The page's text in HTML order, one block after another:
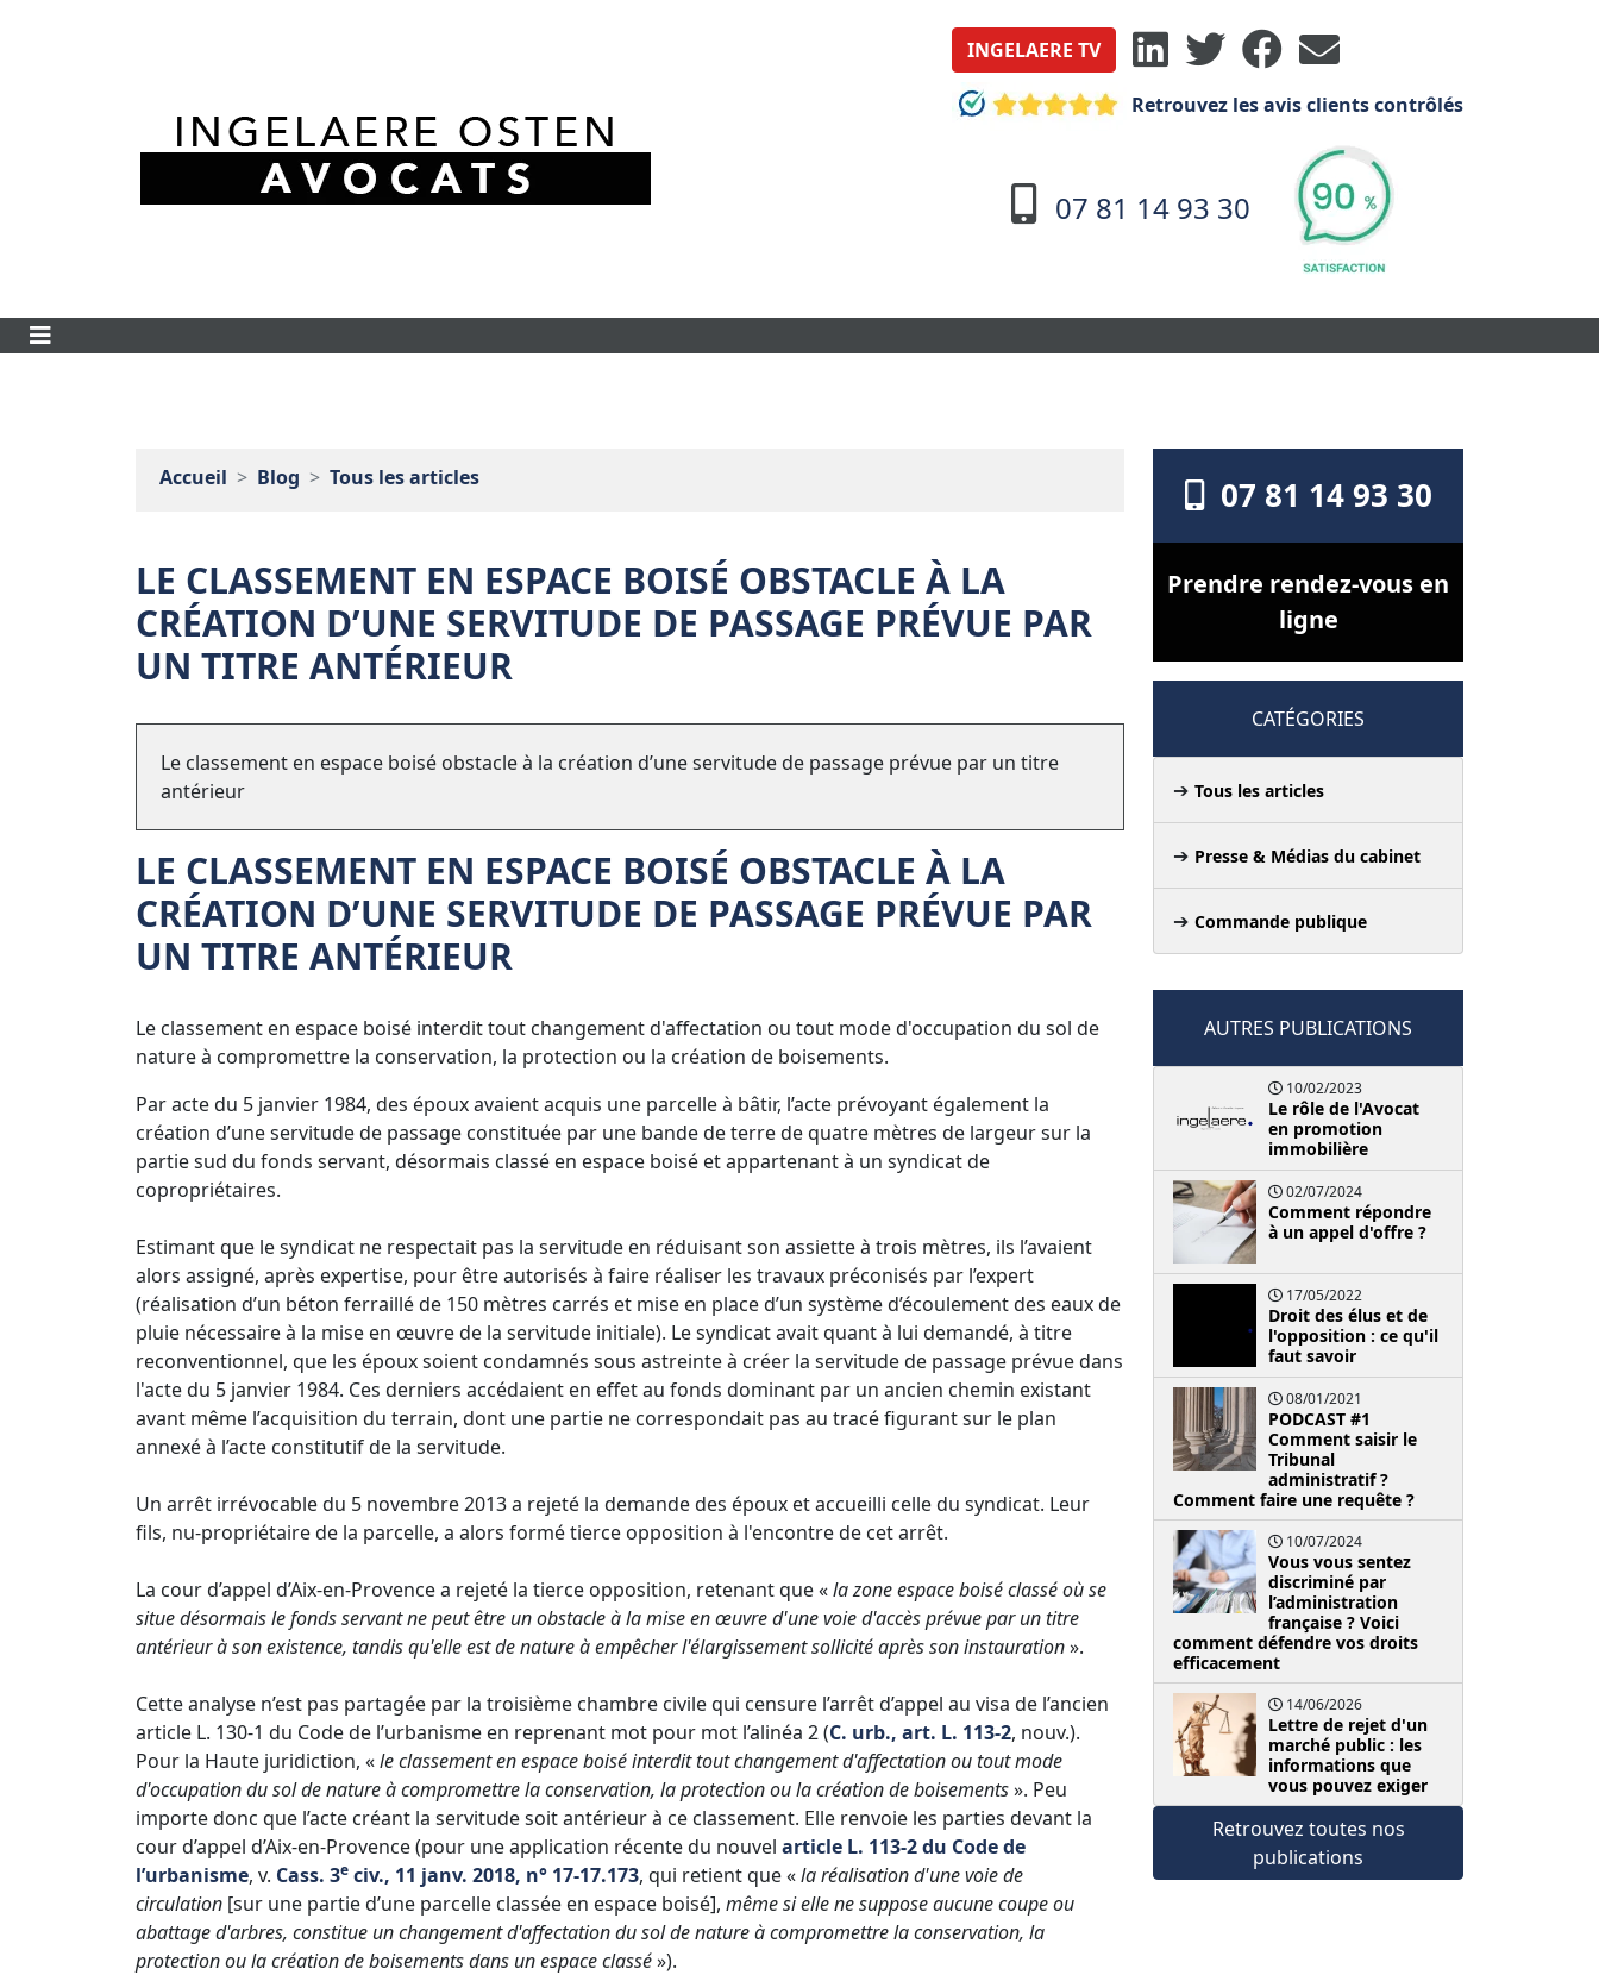
INGELAERE TV
Retrouvez les avis clients contrôlés
07 81 14 93 30
Accueil Blog Tous les articles
LE CLASSEMENT EN ESPACE BOISÉ OBSTACLE À LA
CRÉATION D’UNE SERVITUDE DE PASSAGE PRÉVUE PAR
UN TITRE ANTÉRIEUR
Le classement en espace boisé obstacle à la création d’une servitude de passage prévue par un titre
antérieur
LE CLASSEMENT EN ESPACE BOISÉ OBSTACLE À LA
CRÉATION D’UNE SERVITUDE DE PASSAGE PRÉVUE PAR
UN TITRE ANTÉRIEUR
Le classement en espace boisé interdit tout changement d'affectation ou tout mode d'occupation du sol de
nature à compromettre la conservation, la protection ou la création de boisements.
Par acte du 5 janvier 1984, des époux avaient acquis une parcelle à bâtir, l’acte prévoyant également la
création d’une servitude de passage constituée par une bande de terre de quatre mètres de largeur sur la
partie sud du fonds servant, désormais classé en espace boisé et appartenant à un syndicat de
copropriétaires.
Estimant que le syndicat ne respectait pas la servitude en réduisant son assiette à trois mètres, ils l’avaient
alors assigné, après expertise, pour être autorisés à faire réaliser les travaux préconisés par l’expert
(réalisation d’un béton ferraillé de 150 mètres carrés et mise en place d’un système d’écoulement des eaux de
pluie nécessaire à la mise en œuvre de la servitude initiale). Le syndicat avait quant à lui demandé, à titre
reconventionnel, que les époux soient condamnés sous astreinte à créer la servitude de passage prévue dans
l'acte du 5 janvier 1984. Ces derniers accédaient en effet au fonds dominant par un ancien chemin existant
avant même l’acquisition du terrain, dont une partie ne correspondait pas au tracé figurant sur le plan
annexé à l’acte constitutif de la servitude.
Un arrêt irrévocable du 5 novembre 2013 a rejeté la demande des époux et accueilli celle du syndicat. Leur
fils, nu-propriétaire de la parcelle, a alors formé tierce opposition à l'encontre de cet arrêt.
La cour d’appel d’Aix-en-Provence a rejeté la tierce opposition, retenant que «la zone espace boisé classé où se
situe désormais le fonds servant ne peut être un obstacle à la mise en œuvre d'une voie d'accès prévue par un titre
antérieur à son existence, tandis qu'elle est de nature à empêcher l'élargissement sollicité après son instauration».
Cette analyse n’est pas partagée par la troisième chambre civile qui censure l’arrêt d’appel au visa de l’ancien
article L. 130-1 du Code de l’urbanisme en reprenant mot pour mot l’alinéa 2 (C. urb., art. L. 113-2, nouv.).
Pour la Haute juridiction, «le classement en espace boisé interdit tout changement d'affectation ou tout mode
d'occupation du sol de nature à compromettre la conservation, la protection ou la création de boisements». Peu
importe donc que l’acte créant la servitude soit antérieur à ce classement. Elle renvoie les parties devant la
cour d’appel d’Aix-en-Provence (pour une application récente du nouvel article L. 113-2 du Code de
l’urbanisme, v. Cass. 3e civ., 11 janv. 2018, n° 17-17.173, qui retient que «la réalisation d'une voie de
circulation [sur une partie d’une parcelle classée en espace boisé], même si elle ne suppose aucune coupe ou
abattage d'arbres, constitue un changement d'affectation du sol de nature à compromettre la conservation, la
protection ou la création de boisements dans un espace classé»).
07 81 14 93 30
Prendre rendez-vous en
ligne
CATÉGORIES
Tous les articles
Presse & Médias du cabinet
Commande publique
AUTRES PUBLICATIONS
10/02/2023
Le rôle de l'Avocat
en promotion
immobilière
02/07/2024
Comment répondre
à un appel d'offre ?
17/05/2022
Droit des élus et de
l'opposition : ce qu'il
faut savoir
08/01/2021
PODCAST #1
Comment saisir le
Tribunal
administratif ?
Comment faire une requête ?
10/07/2024
Vous vous sentez
discriminé par
l’administration
française ? Voici
comment défendre vos droits
efficacement
14/06/2026
Lettre de rejet d'un
marché public : les
informations que
vous pouvez exiger
Retrouvez toutes nos
publications